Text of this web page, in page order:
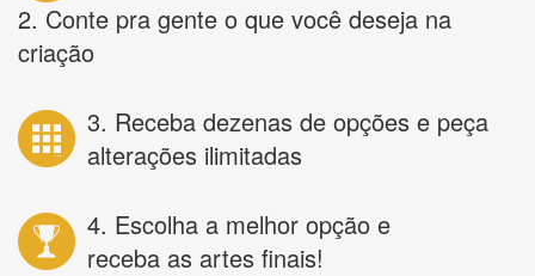
2. Conte pra gente o que você deseja na
criação
3. Receba dezenas de opções e peça
alterações ilimitadas
4. Escolha a melhor opção e
receba as artes finais!